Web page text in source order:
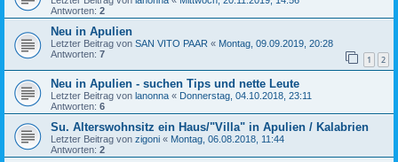
Antworten: 2
Neu in Apulien
Letzter Beitrag von SAN VITO PAAR « Montag, 09.09.2019, 20:28
Antworten: 7 1 2
Neu in Apulien - suchen Tips und nette Leute
Letzter Beitrag von lanonna « Donnerstag, 04.10.2018, 23:11
Antworten: 6
Su. Alterswohnsitz ein Haus/"Villa" in Apulien / Kalabrien
Letzter Beitrag von zigoni « Montag, 06.08.2018, 11:44
Antworten: 2